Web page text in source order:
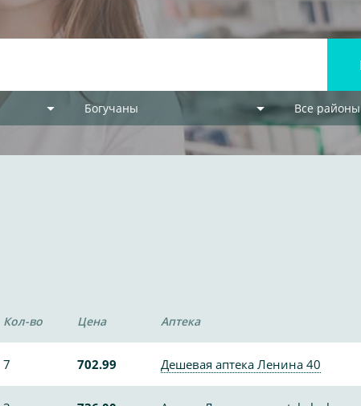
Богучаны Все районы
Кол-во Цена Аптека
7 702.99 Дешевая аптека Ленина 40